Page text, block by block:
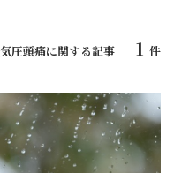
気圧頭痛に関する記事 1 件